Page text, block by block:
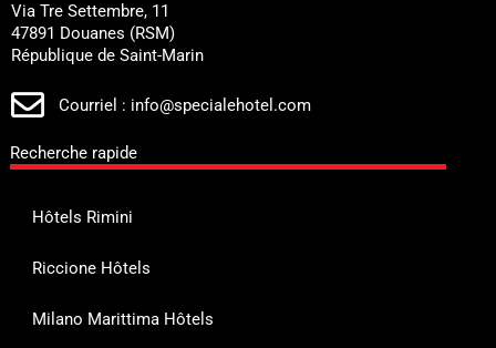
Via Tre Settembre, 11
47891 Douanes (RSM)
République de Saint-Marin
Courriel : info@specialehotel.com
Recherche rapide
Hôtels Rimini
Riccione Hôtels
Milano Marittima Hôtels